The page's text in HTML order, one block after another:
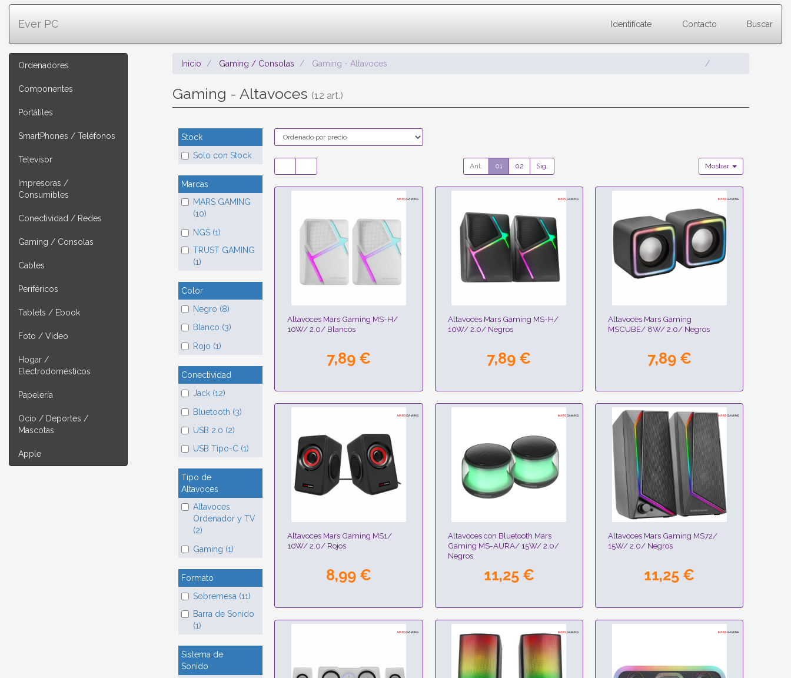
Ever PC Identifícate Contacto Buscar
Ordenadores
Componentes
Portátiles
SmartPhones / Teléfonos
Televisor
Impresoras /
Consumibles
Conectividad / Redes
Gaming / Consolas
Cables
Periféricos
Tablets / Ebook
Foto / Video
Hogar /
Electrodomésticos
Papelería
Ocio / Deportes /
Mascotas
Apple
Inicio Gaming / Consolas Gaming - Altavoces
Gaming - Altavoces (12 art.)
Stock
Solo con Stock
Marcas
MARS GAMING
(10)
NGS (1)
TRUST GAMING
(1)
Color
Negro (8)
Blanco (3)
Rojo (1)
Conectividad
Jack (12)
Bluetooth (3)
USB 2.0 (2)
USB Tipo-C (1)
Tipo de
Altavoces
Altavoces
Ordenador y TV
(2)
Gaming (1)
Formato
Sobremesa (11)
Barra de Sonido
(1)
Sistema de
Sonido
Ant. 01 02 Sig. Mostrar
Altavoces Mars Gaming MS-H/
10W/ 2.0/ Blancos
7,89 €
Altavoces Mars Gaming MS-H/
10W/ 2.0/ Negros
7,89 €
Altavoces Mars Gaming
MSCUBE/ 8W/ 2.0/ Negros
7,89 €
Altavoces Mars Gaming MS1/
10W/ 2.0/ Rojos
8,99 €
Altavoces con Bluetooth Mars
Gaming MS-AURA/ 15W/ 2.0/
Negros
11,25 €
Altavoces Mars Gaming MS72/
15W/ 2.0/ Negros
11,25 €